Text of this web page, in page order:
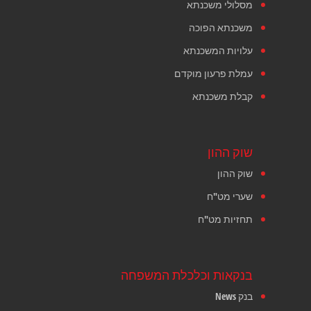
מסלולי משכנתא
משכנתא הפוכה
עלויות המשכנתא
עמלת פרעון מוקדם
קבלת משכנתא
שוק ההון
שוק ההון
שערי מט"ח
תחזיות מט"ח
בנקאות וכלכלת המשפחה
בנק News